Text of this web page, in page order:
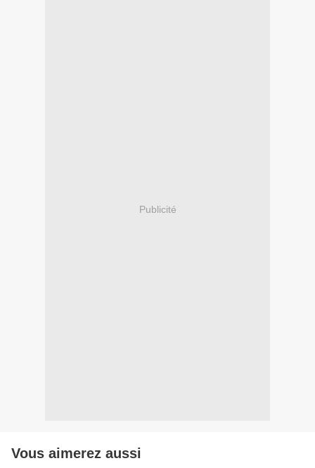
Publicité
Vous aimerez aussi